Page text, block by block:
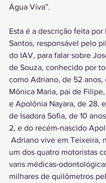
Água Viva”.
Esta é a descrição feita por
Santos, responsável pelo
do IAV, para falar sobre
de Souza, conhecido por
como Adriano, de 52 anos,
Mônica Maria, pai de Filipe,
e Apolônia Nayara, de 28,
de Isadora Sofia, de 10
2, e do recém-nascido
um dos quatro motoristas
vans médicas-
milhares de quilômetros